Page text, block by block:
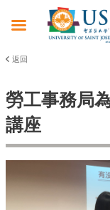
返回
勞工事務局
講座